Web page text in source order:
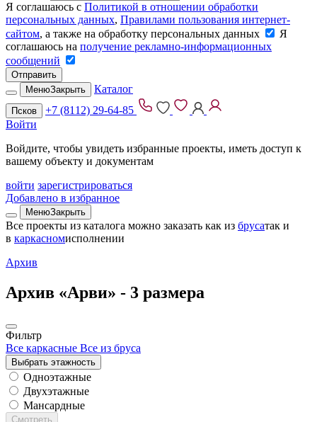
Я соглашаюсь с Политикой в отношении обработки
персональных данных, Правилами пользования интернет-
сайтом, а также на обработку персональных данных
Я
соглашаюсь на получение рекламно-информационных
сообщений
Отправить
МенюЗакрыть Каталог
Псков
+7 (8112) 29-64-85
Войти
Войдите, чтобы увидеть избранные проекты, иметь доступ к
вашему объекту и документам
войти зарегистрироваться
Добавлено в избранное
МенюЗакрыть
Все проекты из каталога можно заказать как из брусатак и
в каркасномисполнении
Архив
Архив «Арви» - 3 размера
Фильтр
Все каркасные Все из бруса
Выбрать этажность
Одноэтажные
Двухэтажные
Мансардные
Смотреть